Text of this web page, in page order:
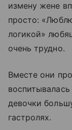
измену жене
просто:
логикой»
очень трудно.
Вместе они
девочки
гастролях.